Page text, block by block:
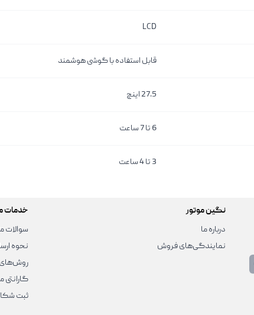
LCD
قابل استفاده با گوشی هوشمند
27.5 اینچ
6 تا 7 ساعت
3 تا 4 ساعت
نگین موتور
درباره ما
نمایندگی‌های فروش
خدمات
سوالات
نحوه
ثبت